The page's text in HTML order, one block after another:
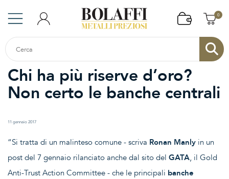
0
Chi ha più riserve d’oro?
Non certo le banche centrali
11 gennaio 2017
“Si tratta di un malinteso comune - scriva Ronan Manly in un
post del 7 gennaio rilanciato anche dal sito del GATA, il Gold
Anti-Trust Action Committee - che le principali banche